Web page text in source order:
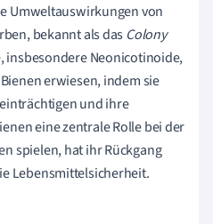
Umweltauswirkungen von
bekannt als das Colony
insbesondere Neonicotinoide,
erwiesen, indem sie
und ihre
eine zentrale Rolle bei der
spielen, hat ihr Rückgang
Lebensmittelsicherheit.